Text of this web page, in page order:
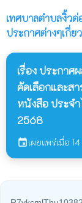
เทศบาลตำบลงิ้ว
ประกาศต่างๆเกี่
เรื่อง ประกา
คัดเลือกและส
หนังสือ ประจ
2568
eventเผยแพร่เมื่อ